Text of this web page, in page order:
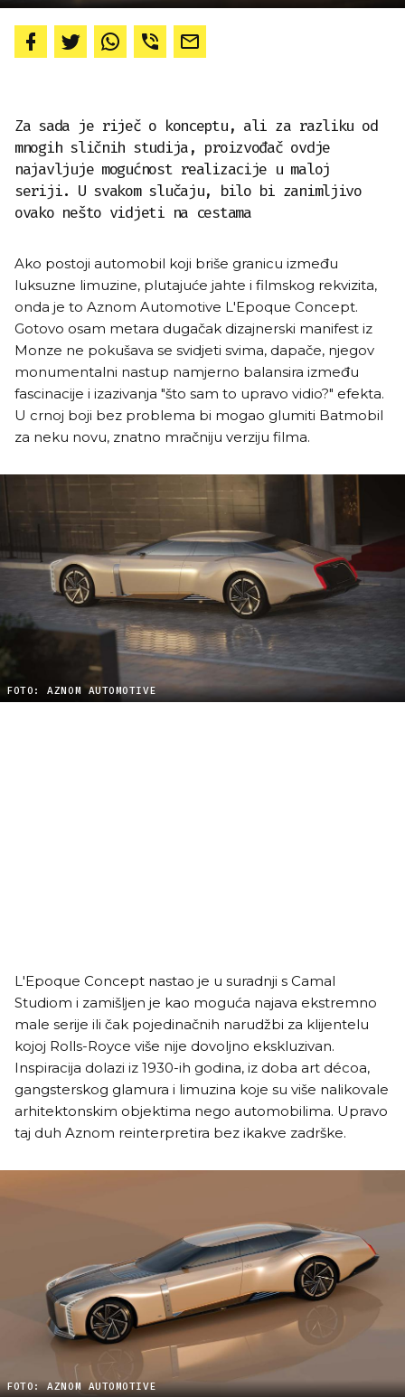
Za sada je riječ o konceptu, ali za razliku od
mnogih sličnih studija, proizvođač ovdje
najavljuje mogućnost realizacije u maloj
seriji. U svakom slučaju, bilo bi zanimljivo
ovako nešto vidjeti na cestama
Ako postoji automobil koji briše granicu između
luksuzne limuzine, plutajuće jahte i filmskog rekvizita,
onda je to Aznom Automotive L'Epoque Concept.
Gotovo osam metara dugačak dizajnerski manifest iz
Monze ne pokušava se svidjeti svima, dapače, njegov
monumentalni nastup namjerno balansira između
fascinacije i izazivanja "što sam to upravo vidio?" efekta.
U crnoj boji bez problema bi mogao glumiti Batmobil
za neku novu, znatno mračniju verziju filma.
FOTO: AZNOM AUTOMOTIVE
L'Epoque Concept nastao je u suradnji s Camal
Studiom i zamišljen je kao moguća najava ekstremno
male serije ili čak pojedinačnih narudžbi za klijentelu
kojoj Rolls-Royce više nije dovoljno ekskluzivan.
Inspiracija dolazi iz 1930-ih godina, iz doba art décoa,
gangsterskog glamura i limuzina koje su više nalikovale
arhitektonskim objektima nego automobilima. Upravo
taj duh Aznom reinterpretira bez ikakve zadrške.
FOTO: AZNOM AUTOMOTIVE